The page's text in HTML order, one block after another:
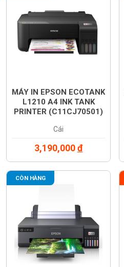
MÁY IN EPSON ECOTANK
L1210 A4 INK TANK
PRINTER (C11CJ70501)
Cái
3,190,000đ
CÒN HÀNG